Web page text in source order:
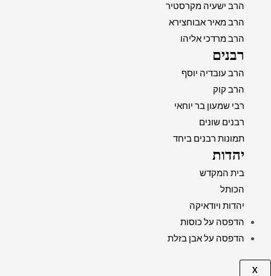
הרב ישעיה מקרסטיר
הרב מאיר אבוחצירא
הרב מרדכי אליהו
רבנים
הרב עובדיה יוסף
הרב קוק
רבי שמעון בר יוחאי
רבנים שונים
תמונות רבנים ביחד
יהדות
בית המקדש
הכותל
יהדות ויודאיקה
הדפסה על כוסות
הדפסה על אבן בזלת
X